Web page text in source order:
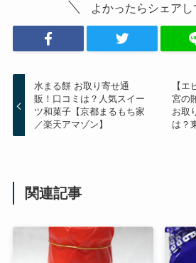
よかったらシェアし
水まる餅 お取り寄せ通
販！口コミは？人気スイー
ツ和菓子【京都まるもち家
／楽天アマゾン】
【
宮の
お取
は？
関連記事